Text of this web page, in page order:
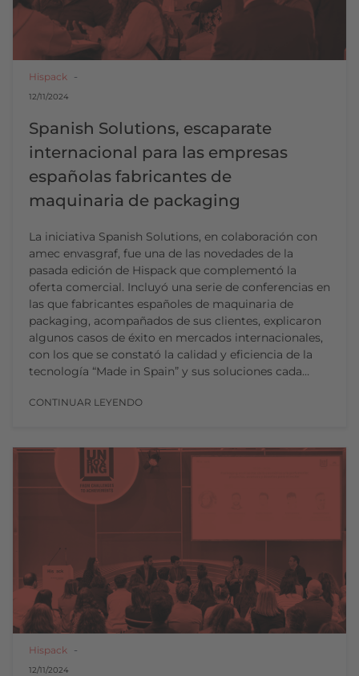
Hispack
12/11/2024
Spanish Solutions, escaparate
internacional para las empresas
españolas fabricantes de
maquinaria de packaging
La iniciativa Spanish Solutions, en colaboración con
amec envasgraf, fue una de las novedades de la
pasada edición de Hispack que complementó la
oferta comercial. Incluyó una serie de conferencias en
las que fabricantes españoles de maquinaria de
packaging, acompañados de sus clientes, explicaron
algunos casos de éxito en mercados internacionales,
con los que se constató la calidad y eficiencia de la
tecnología “Made in Spain” y sus soluciones cada…
CONTINUAR LEYENDO
Hispack
12/11/2024